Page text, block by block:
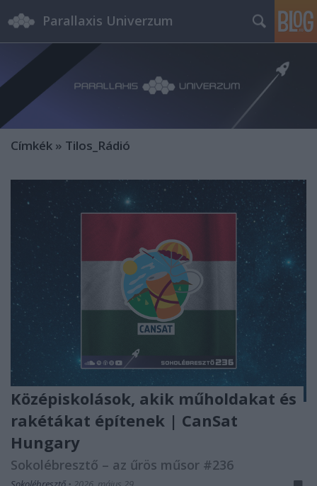
Parallaxis Univerzum
Címkék » Tilos_Rádió
Középiskolások, akik műholdakat és
rakétákat építenek | CanSat
Hungary
Sokolébresztő – az űrös műsor #236